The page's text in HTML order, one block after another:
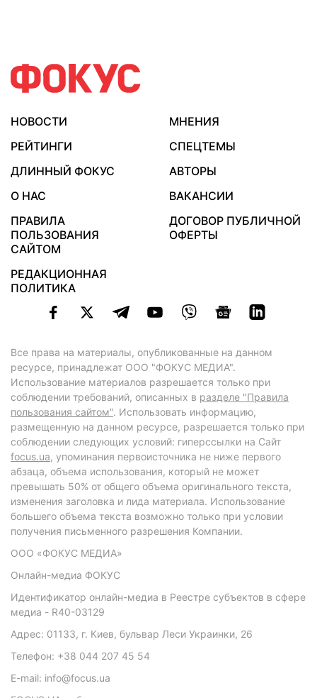
НОВОСТИ
МНЕНИЯ
РЕЙТИНГИ
СПЕЦТЕМЫ
ДЛИННЫЙ ФОКУС
АВТОРЫ
О НАС
ВАКАНСИИ
ПРАВИЛА
ПОЛЬЗОВАНИЯ
САЙТОМ
ДОГОВОР ПУБЛИЧНОЙ
ОФЕРТЫ
РЕДАКЦИОННАЯ
ПОЛИТИКА
Все права на материалы, опубликованные на данном
ресурсе, принадлежат ООО "ФОКУС МЕДИА".
Использование материалов разрешается только при
соблюдении требований, описанных в разделе "Правила
пользования сайтом". Использовать информацию,
размещенную на данном ресурсе, разрешается только при
соблюдении следующих условий: гиперссылки на Сайт
focus.ua, упоминания первоисточника не ниже первого
абзаца, объема использования, который не может
превышать 50% от общего объема оригинального текста,
изменения заголовка и лида материала. Использование
большего объема текста возможно только при условии
получения письменного разрешения Компании.
ООО «ФОКУС МЕДИА»
Онлайн-медиа ФОКУС
Идентификатор онлайн-медиа в Реестре субъектов в сфере
медиа - R40-03129
Адрес: 01133, г. Киев, бульвар Леси Украинки, 26
Телефон: +38 044 207 45 54
E-mail: info@focus.ua